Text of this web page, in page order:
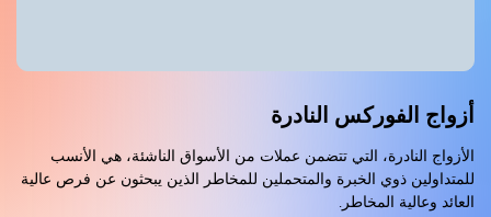
أزواج الفوركس النادرة
الأزواج النادرة، التي تتضمن عملات من الأسواق الناشئة، هي الأنسب
للمتداولين ذوي الخبرة والمتحملين للمخاطر الذين يبحثون عن فرص عالية
العائد وعالية المخاطر.